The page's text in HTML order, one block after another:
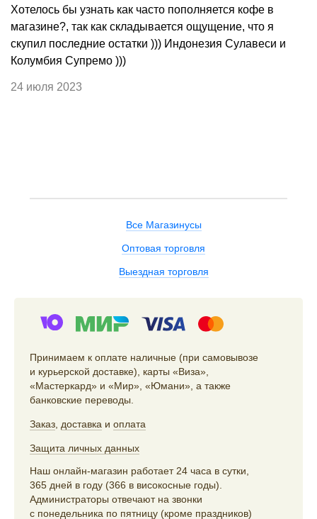
Хотелось бы узнать как часто пополняется кофе в
магазине?, так как складывается ощущение, что я
скупил последние остатки ))) Индонезия Сулавеси и
Колумбия Супремо )))
24 июля 2023
Все Магазинусы
Оптовая торговля
Выездная торговля
Принимаем к оплате наличные (при самовывозе
и курьерской доставке), карты «Виза»,
«Мастеркард» и «Мир», «Юмани», а также
банковские переводы.
Заказ доставка и оплата
Защита личных данных
Наш онлайн-магазин работает 24 часа в сутки,
365 дней в году (366 в високосные годы).
Администраторы отвечают на звонки
с понедельника по пятницу (кроме праздников)